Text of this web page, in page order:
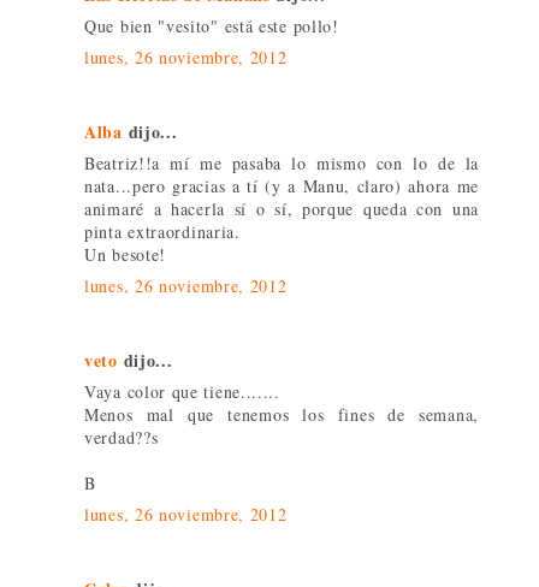
Que bien "vesito" está este pollo!
lunes, 26 noviembre, 2012
Alba dijo...
Beatriz!!a mí me pasaba lo mismo con lo de la
nata...pero gracias a tí (y a Manu, claro) ahora me
animaré a hacerla sí o sí, porque queda con una
pinta extraordinaria.
Un besote!
lunes, 26 noviembre, 2012
veto dijo...
Vaya color que tiene.......
Menos mal que tenemos los fines de semana,
verdad??s
B
lunes, 26 noviembre, 2012